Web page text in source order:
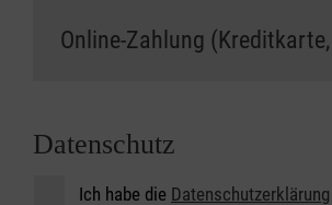
Datenschutz
Ich habe die Datenschutzerklärung